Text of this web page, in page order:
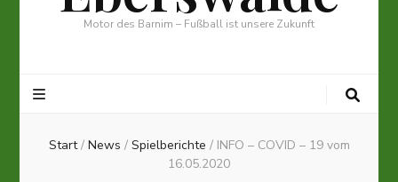
Motor des Barnim – Fußball ist unsere Zukunft
Start / News / Spielberichte / INFO – COVID – 19 vom
16.05.2020